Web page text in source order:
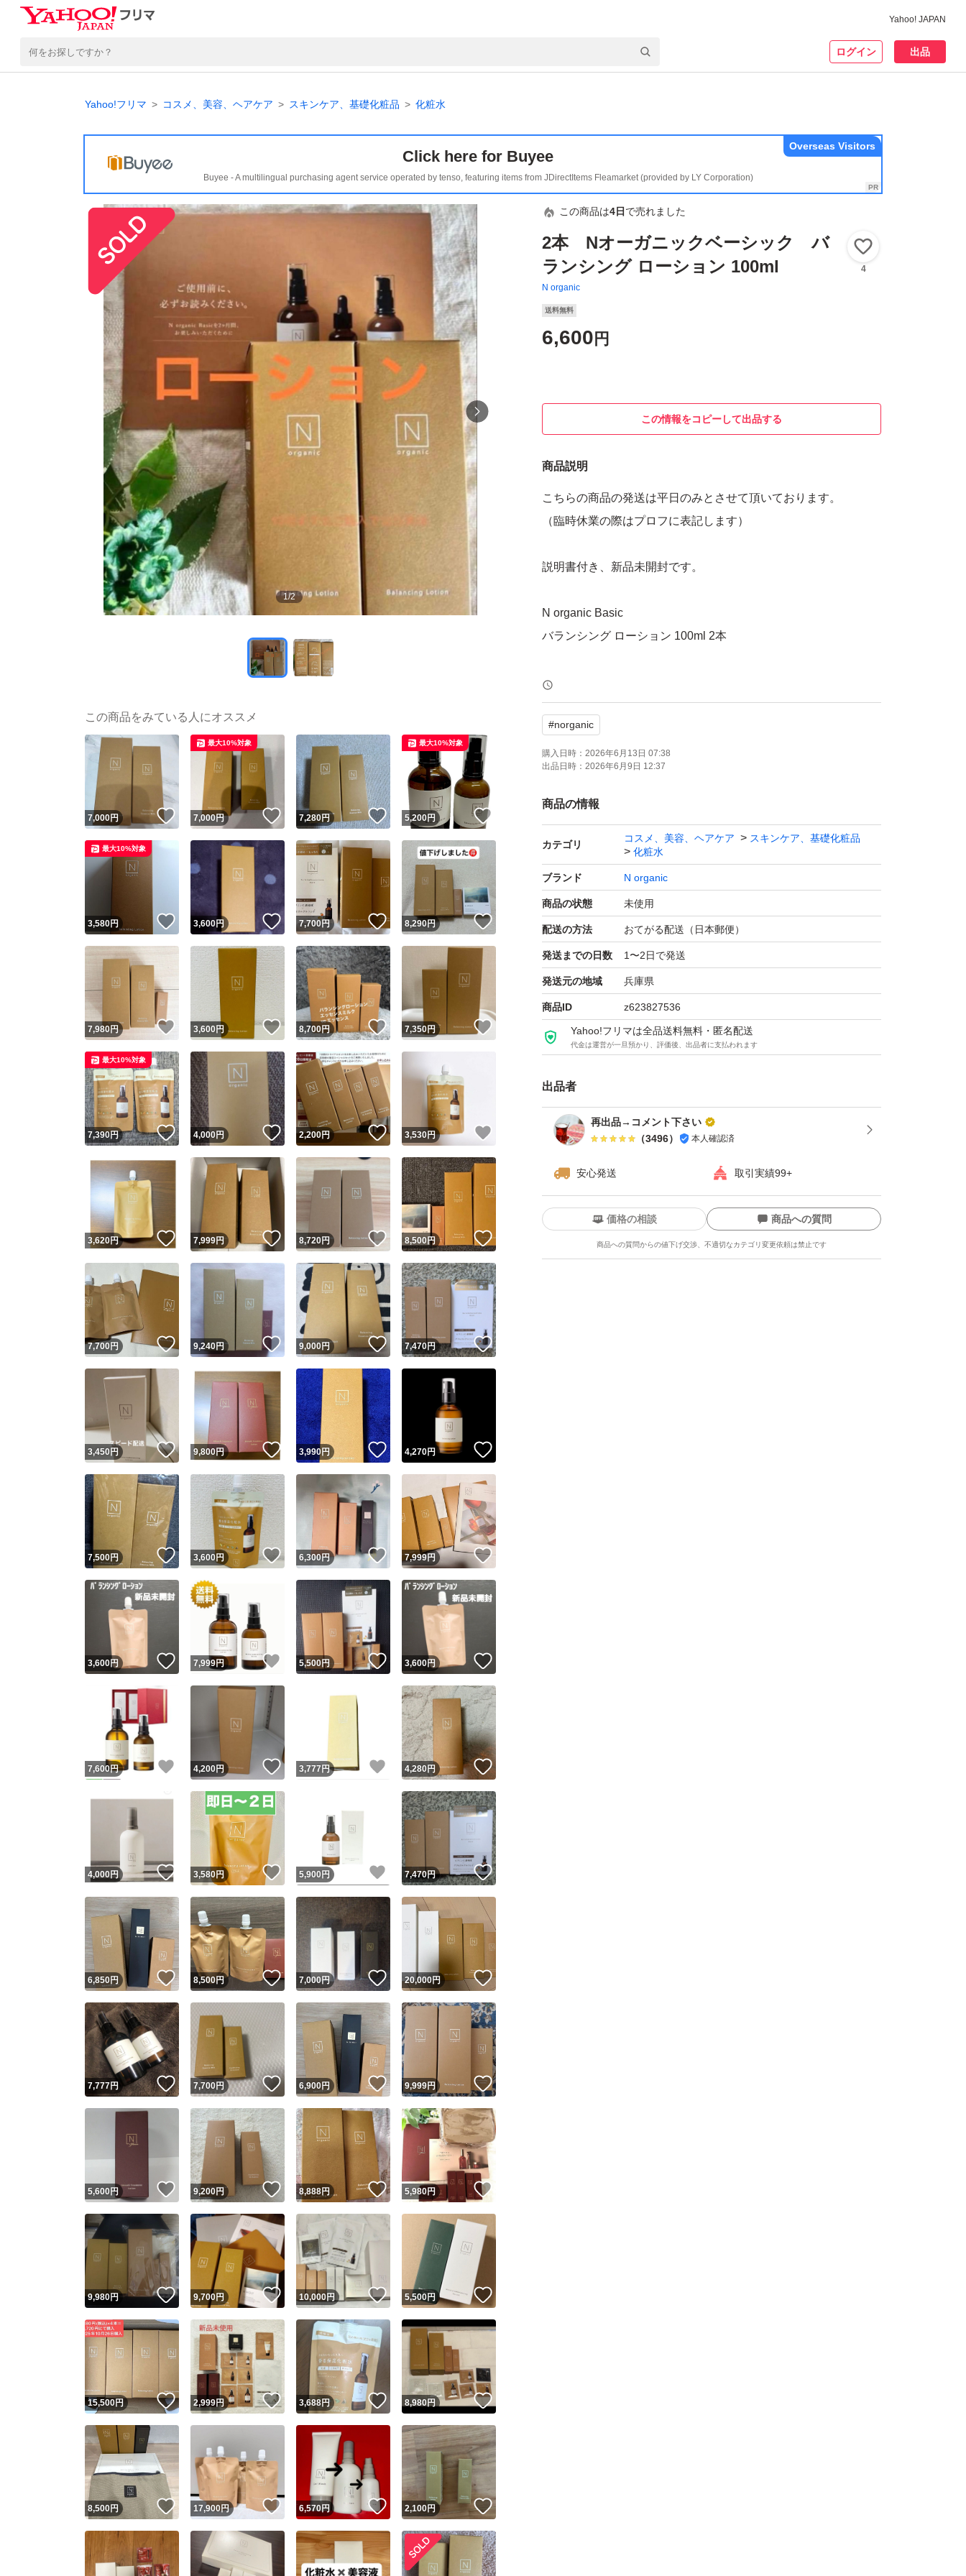
Yahoo! JAPAN
ログイン 出品
Yahoo!フリマ コスメ、美容、ヘアケア スキンケア、基礎化粧品 化粧水
Click here for Buyee
Buyee - A multilingual purchasing agent service operated by tenso, featuring items from JDirectItems Fleamarket (provided by LY Corporation)
Overseas Visitors
1/2
この商品は4日 で売れました
2本 Nオーガニックベーシック バ
ランシング ローション 100ml
N organic
4
送料無料
6,600 円
この情報をコピーして出品する
商品説明
こちらの商品の発送は平日のみとさせて頂いております。
（臨時休業の際はプロフに表記します）
説明書付き、新品未開封です。
N organic Basic
バランシング ローション 100ml 2本
1本ご希望の方は3,550円にて承ります。
総合カタログ・会報付き
新品未開封
購入時期 2026.6
#norganic
購入日時： 2026年6月13日 07:38
出品日時： 2026年6月9日 12:37
商品の情報
カテゴリ
コスメ、美容、ヘアケア
スキンケア、基礎化粧品
化粧水
ブランド N organic
商品の状態 未使用
配送の方法 おてがる配送（日本郵便）
発送までの日数 1〜2日で発送
発送元の地域 兵庫県
商品ID z623827536
Yahoo!フリマは全品送料無料・匿名配送
代金は運営が一旦預かり、評価後、出品者に支払われます
出品者
再出品→コメント下さい
（3496） 本人確認済
安心発送 取引実績99+
ユーザーの実績について
Yahoo!フリマが定めた一定の基準を満たしたユーザーにバッジを付与しています
安心取引出品者
安心取引出品者 Yahoo!フリマの基準をクリアした安心・安全なユーザーです
取引実績
取引実績◯+ このユーザーはYahoo!フリマの取引を完了させた実績があります
他フリマ実績◯+ このユーザーは他フリマサービスでの取引実績があります
スピード&安心発送
※このバッジは実績に基づく表示であり、発送を保証しているものではありません
スピード＆安心発送
このユーザーは高頻度で24時間以内＆設定した発送日数内に発送してい
ます
このユーザーは高頻度で24時間以内に発送しています
安心発送 このユーザーは設定した発送日数内に発送しています
価格の相談 商品への質問
商品への質問からの値下げ交渉、不適切なカテゴリ変更依頼は禁止です
この商品の情報をコピーします
商品画像の無断転載は禁止されています
コピーは1商品につき1回です
出品ページへ
キャンセル
この商品をみている人にオススメ
7,000円 いいね！
7,000円 いいね！
最大10%対象
7,280円 いいね！
5,200円
最大10%対象
3,580円 いいね！
最大10%対象
3,600円 いいね！
7,700円 いいね！
8,290円
7,980円 いいね！
3,600円 いいね！
8,700円 いいね！
7,350円
7,390円 いいね！
最大10%対象
4,000円 いいね！
2,200円 いいね！
3,530円
3,620円 いいね！
7,999円 いいね！
8,720円 いいね！
8,500円 いいね！
7,700円 いいね！
9,240円 いいね！
9,000円 いいね！
7,470円 いいね！
3,450円 いいね！
9,800円 いいね！
3,990円 いいね！
4,270円
7,500円 いいね！
3,600円 いいね！
6,300円 いいね！
7,999円 いいね！
3,600円 いいね！
7,999円 いいね！
5,500円 いいね！
3,600円
7,600円 いいね！
4,200円 いいね！
3,777 円 いいね！
4,280円 いいね！
4,000円 いいね！
3,580円 いいね！
5,900 円 いいね！
7,470円 いいね！
6,850円 いいね！
8,500円 いいね！
7,000円 いいね！
20,000円 いいね！
7,777円 いいね！
7,700円 いいね！
6,900円 いいね！
9,999円 いいね！
5,600円 いいね！
9,200円 いいね！
8,888円 いいね！
5,980円
9,980円 いいね！
9,700円 いいね！
10,000円 いいね！
5,500円 いいね！
15,500円 いいね！
2,999円 いいね！
3,688円 いいね！
8,980円
8,500円 いいね！
17,900円 いいね！
6,570円 いいね！
2,100円 いいね！